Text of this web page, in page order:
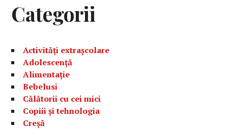
Categorii
Activități extrașcolare
Adolescență
Alimentație
Bebelusi
Călătorii cu cei mici
Copiii și tehnologia
Creșă